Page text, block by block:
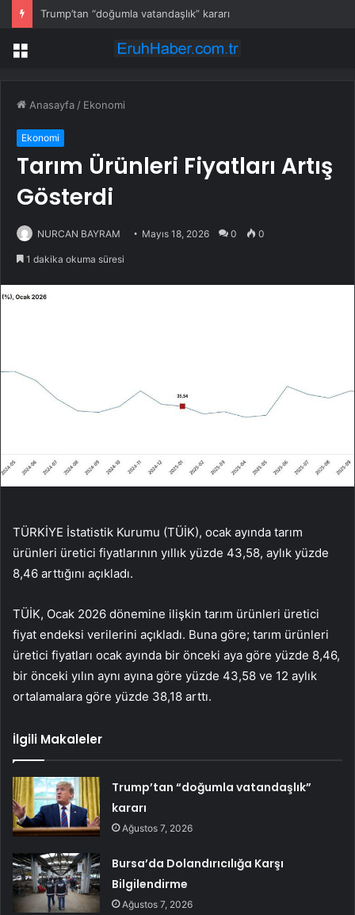
Trump’tan “doğumla vatandaşlık” kararı
Menü
Anasayfa / Ekonomi
Ekonomi
Tarım Ürünleri Fiyatları Artış
Gösterdi
NURCAN BAYRAM Mayıs 18, 2026 0 0
1 dakika okuma süresi
TÜRKİYE İstatistik Kurumu (TÜİK), ocak ayında tarım
ürünleri üretici fiyatlarının yıllık yüzde 43,58, aylık yüzde
8,46 arttığını açıkladı.
TÜİK, Ocak 2026 dönemine ilişkin tarım ürünleri üretici
fiyat endeksi verilerini açıkladı. Buna göre; tarım ürünleri
üretici fiyatları ocak ayında bir önceki aya göre yüzde 8,46,
bir önceki yılın aynı ayına göre yüzde 43,58 ve 12 aylık
ortalamalara göre yüzde 38,18 arttı.
İlgili Makaleler
Trump’tan “doğumla vatandaşlık”
kararı
Ağustos 7, 2026
Bursa’da Dolandırıcılığa Karşı
Bilgilendirme
Ağustos 7, 2026